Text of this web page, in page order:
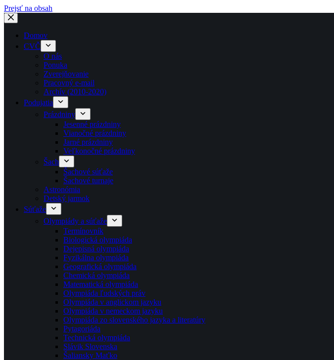
Prejsť na obsah
Domov
CVČ
O nás
Ponuka
Zverejňovanie
Pracovný e-mail
Archív (2010-2020)
Podujatia
Prázdniny
Jesenné prázdniny
Vianočné prázdniny
Jarné prázdniny
Veľkonočné prázdniny
Šach
Šachové súťaže
Šachové turnaje
Astronómia
Detský jarmok
Súťaže
Olympiády a súťaže
Termínovník
Biologická olympiáda
Dejepisná olympiáda
Fyzikálna olympiáda
Geografická olympiáda
Chemická olympiáda
Matematická olympiáda
Olympiáda ľudských práv
Olympiáda v anglickom jazyku
Olympiáda v nemeckom jazyku
Olympiáda zo slovenského jazyka a literatúry
Pytagoriáda
Technická olympiáda
Slávik Slovenska
Šaliansky Maťko